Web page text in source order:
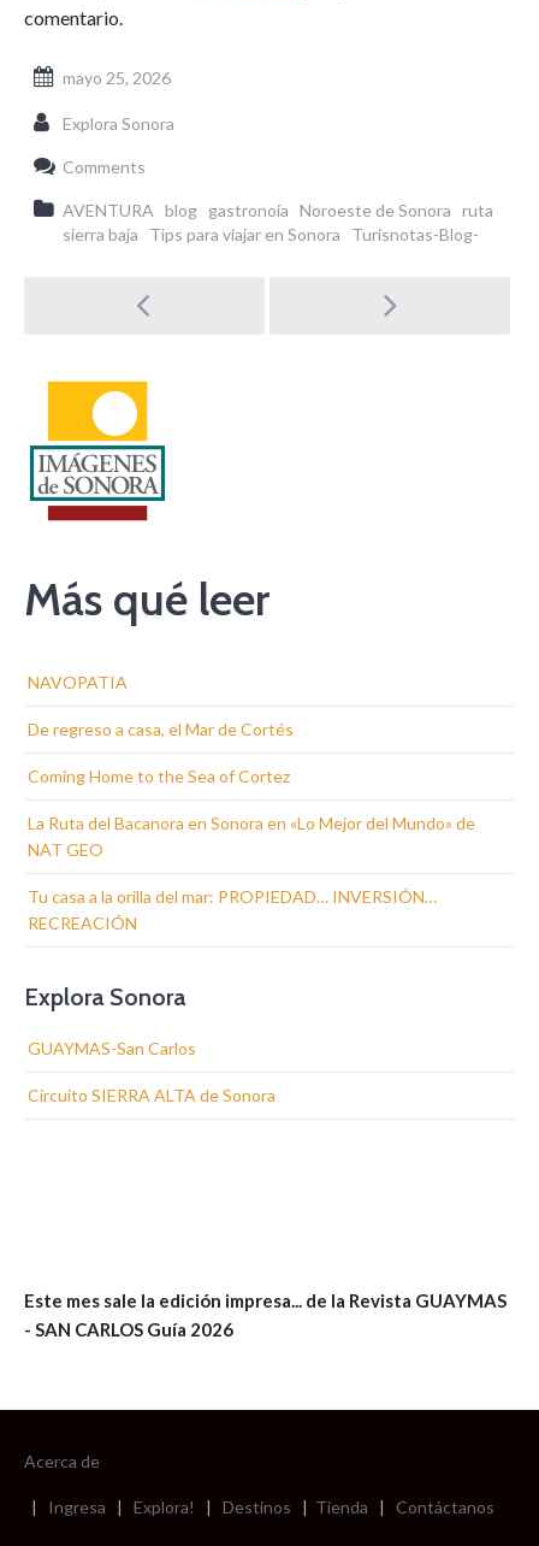
comentario.
mayo 25, 2026
Explora Sonora
Comments
AVENTURA blog gastronoía Noroeste de Sonora ruta
sierra baja
Tips para viajar en Sonora Turisnotas-Blog-
Post
navigation
Más qué leer
NAVOPATIA
De regreso a casa, el Mar de Cortés
Coming Home to the Sea of Cortez
La Ruta del Bacanora en Sonora en «Lo Mejor del Mundo» de
NAT GEO
Tu casa a la orilla del mar: PROPIEDAD… INVERSIÓN…
RECREACIÓN
Explora Sonora
GUAYMAS-San Carlos
Circuito SIERRA ALTA de Sonora
Este mes sale la edición impresa... de la Revista GUAYMAS
- SAN CARLOS Guía 2026
Acerca de
| Ingresa | Explora! | Destinos | Tienda | Contáctanos